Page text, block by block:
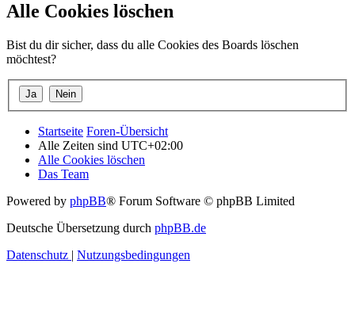
Alle Cookies löschen
Bist du dir sicher, dass du alle Cookies des Boards löschen
möchtest?
Startseite Foren-Übersicht
Alle Zeiten sind UTC+02:00
Alle Cookies löschen
Das Team
Powered by phpBB® Forum Software © phpBB Limited
Deutsche Übersetzung durch phpBB.de
Datenschutz | Nutzungsbedingungen